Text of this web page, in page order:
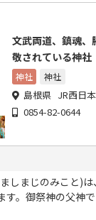
文武両道、鎮魂、
敬されている神社
神社 神社
島根県 JR西日
0854-82-0644
しまじのみこと)
す。御祭神の父神